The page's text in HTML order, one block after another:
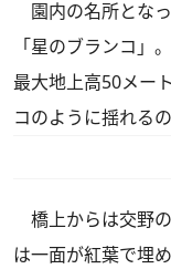
園内の名所とな
「星のブランコ」
最大地上高50メー
コのように揺れる
橋上からは交野
は一面が紅葉で埋